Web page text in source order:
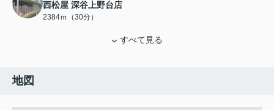
西松屋 深谷上野台店
2384ｍ（30分）
すべて見る
地図